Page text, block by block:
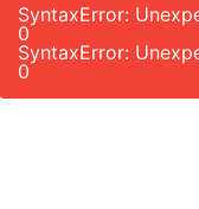
SyntaxError:
0
SyntaxError:
0